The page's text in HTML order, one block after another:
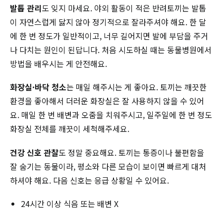
발톱 관리도 잊지 마세요. 야외 활동이 적은 반려토끼는 발톱
이 자연스럽게 닳지 않아 정기적으로 잘라주셔야 해요. 한 달
에 한 번 정도가 일반적이고, 너무 길어지면 발에 부담을 주거
나 다치는 원인이 된답니다. 처음 시도하실 때는 동물병원에서
방법을 배우시는 게 안전해요.
화장실·바닥 청소는 매일 해주시는 게 좋아요. 토끼는 깨끗한
환경을 좋아해서 더러운 화장실은 잘 사용하지 않을 수 있어
요. 매일 한 번 배변과 오줌을 치워주시고, 일주일에 한 번 정도
화장실 전체를 깨끗이 세척해주세요.
건강 신호 관찰도 정말 중요해요. 토끼는 통증이나 불편함을
잘 숨기는 동물이라, 평소와 다른 모습이 보이면 빠르게 대처
하셔야 해요. 다음 신호는 응급 상황일 수 있어요.
24시간 이상 식음 또는 배변 X